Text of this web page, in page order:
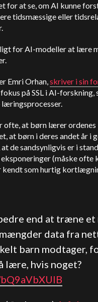
at se, om AI kunne
tidsmæssige eller
for AI-modeller at lære
Emri Orhan,skriver i sin
på SSL i AI-forskning,
ofte, at børn lærer
at børn i deres andet år i
de sandsynligvis er i
(måske ofte
kendt som hurtig
end at træne
data fra
barn modtager,
lære, hvis noget?